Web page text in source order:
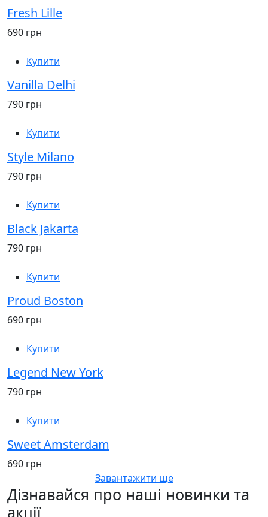
Fresh Lille
690 грн
Купити
Vanilla Delhi
790 грн
Купити
Style Milano
790 грн
Купити
Black Jakarta
790 грн
Купити
Proud Boston
690 грн
Купити
Legend New York
790 грн
Купити
Sweet Amsterdam
690 грн
Завантажити ще
Дізнавайся про наші новинки та
акції